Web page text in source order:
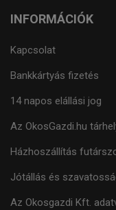
INFORMÁCIÓK
Kapcsolat
Bankkártyás fizetés
14 napos elállási jog
Az OkosGazdi.hu
Házhoszállítás
Jótállás és
Az Okosgazdi Kft.